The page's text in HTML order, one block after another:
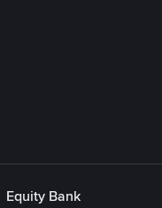
Equity Bank